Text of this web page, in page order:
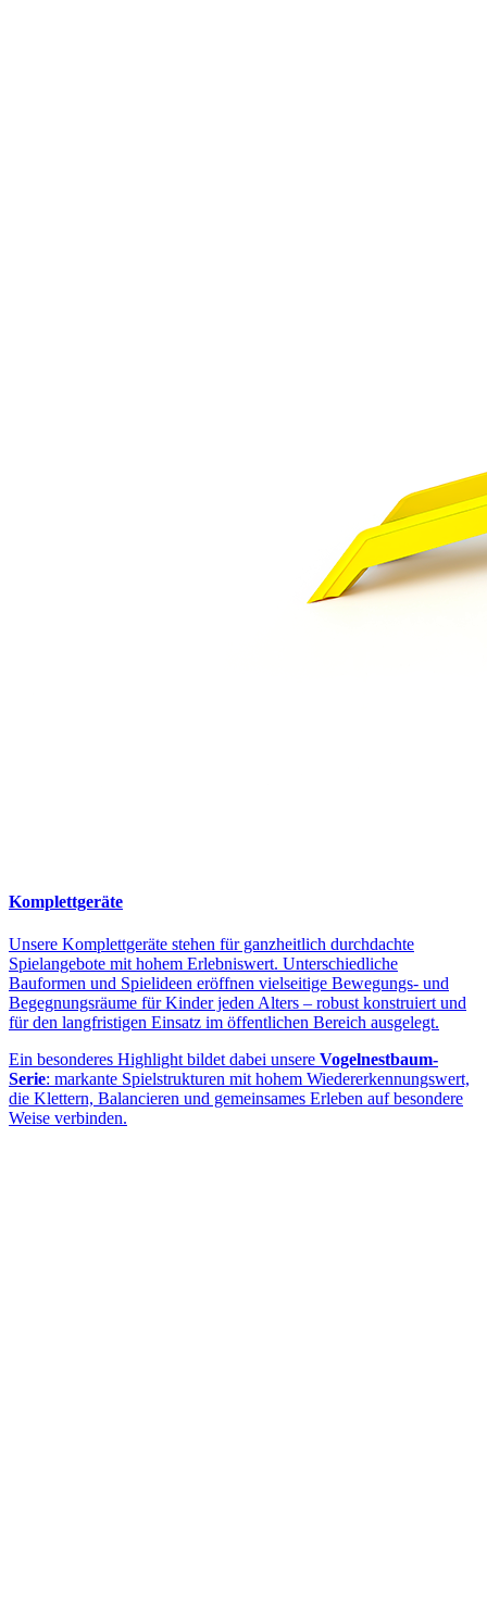
Komplettgeräte
Unsere Komplettgeräte stehen für ganzheitlich durchdachte
Spielangebote mit hohem Erlebniswert. Unterschiedliche
Bauformen und Spielideen eröffnen vielseitige Bewegungs- und
Begegnungsräume für Kinder jeden Alters – robust konstruiert und
für den langfristigen Einsatz im öffentlichen Bereich ausgelegt.
Ein besonderes Highlight bildet dabei unsere Vogelnestbaum-
Serie: markante Spielstrukturen mit hohem Wiedererkennungswert,
die Klettern, Balancieren und gemeinsames Erleben auf besondere
Weise verbinden.